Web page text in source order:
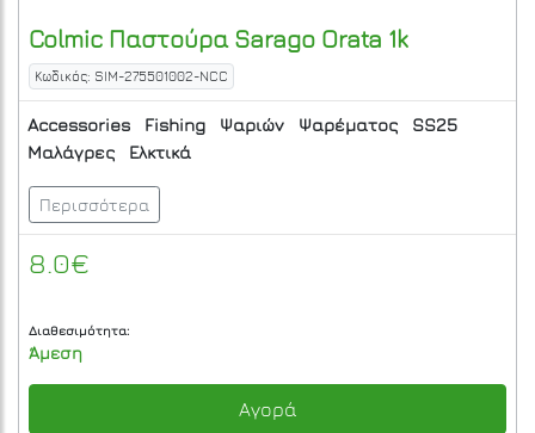
Colmic Παστούρα Sarago Orata 1k
Κωδικός: SIM-275501002-NCC
Accessories Fishing Ψαριών Ψαρέματος
SS25
Μαλάγρες
Ελκτικά
Περισσότερα
8.0€
Διαθεσιμότητα:
Άμεση
Αγορά